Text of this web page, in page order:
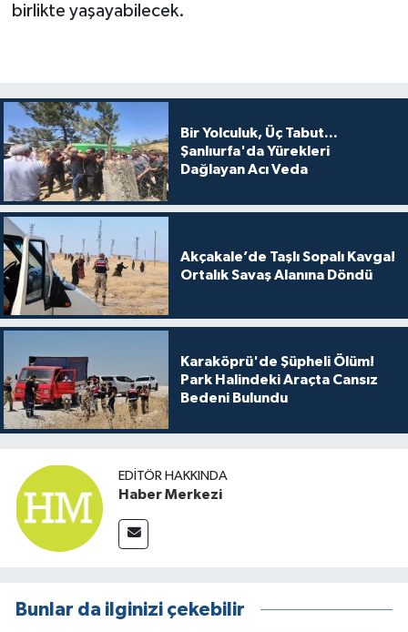
birlikte yaşayabilecek.
Bir Yolculuk, Üç Tabut...
Şanlıurfa'da Yürekleri
Dağlayan Acı Veda
Akçakale’de Taşlı Sopalı Kavga!
Ortalık Savaş Alanına Döndü
Karaköprü'de Şüpheli Ölüm!
Park Halindeki Araçta Cansız
Bedeni Bulundu
EDITÖR HAKKINDA
Haber Merkezi
Bunlar da ilginizi çekebilir